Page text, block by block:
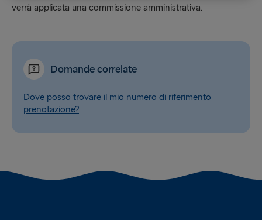
verrà applicata una commissione amministrativa.
Domande correlate
Dove posso trovare il mio numero di riferimento
prenotazione?